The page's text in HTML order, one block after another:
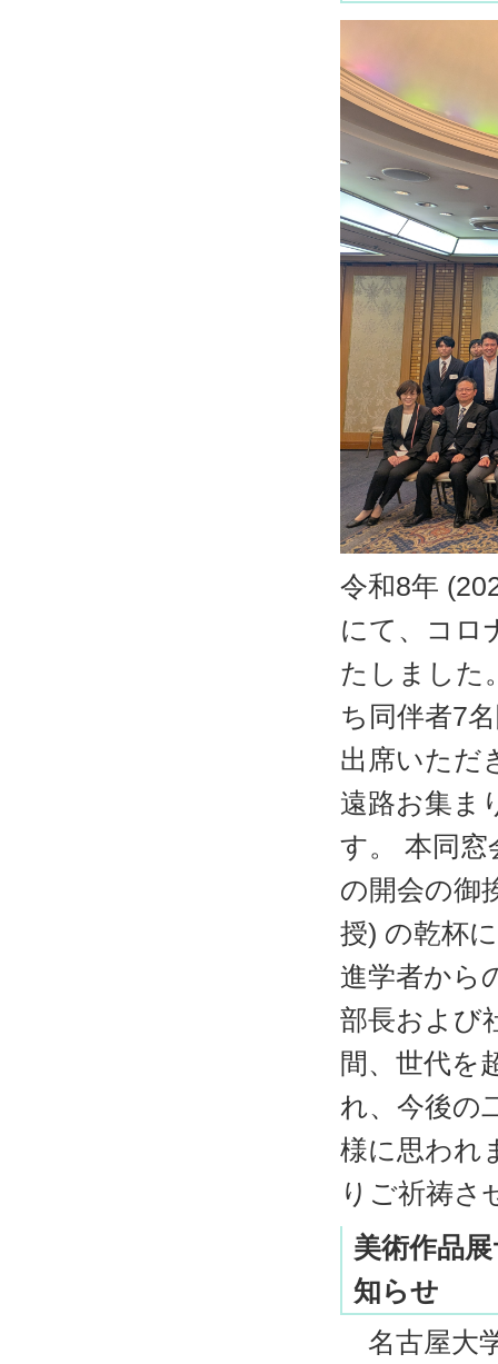
令和8年
にて、コロ
たしました
ち同伴者7
出席いただ
遠路お集ま
す。 本同窓
の開会の御
授) の乾杯
進学者から
部長および
間、世代を
れ、今後の
様に思われ
りご祈祷さ
美術作品
知らせ
名古屋大